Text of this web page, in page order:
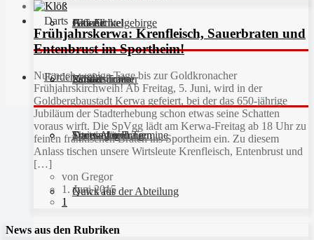
Fan-Artikel
Partner
Sportanlagen
Galerie
JFG Fichtelgebirge
Schiedsrichter
Aktuell
Unsere Trainer
Training und Termine
Kinderturnen
Fitness für Frauen
Quick Fit
Darts
Darts-Abteilung
News aus der Abteilung
Förderverein
Frühjahrskerwa: Krenfleisch, Sauerbraten und
Entenbrust im Sportheim!
Nur noch wenige Tage bis zur Goldkronacher
Frühjahrskirchweih! Ab Freitag, 5. Juni, wird in der
Goldbergbaustadt Kerwa gefeiert, bei der das 650-jährige
Jubiläum der Stadterhebung schon etwas seine Schatten
voraus wirft. Die SpVgg lädt am Kerwa-Freitag ab 18 Uhr zu
feinen fränkischen Braten ins Sportheim ein. Zu diesem
Anlass tischen unsere Wirtsleute Krenfleisch, Entenbrust und
[…]
von Gregor
1. Juni 2015
1
News aus den Rubriken